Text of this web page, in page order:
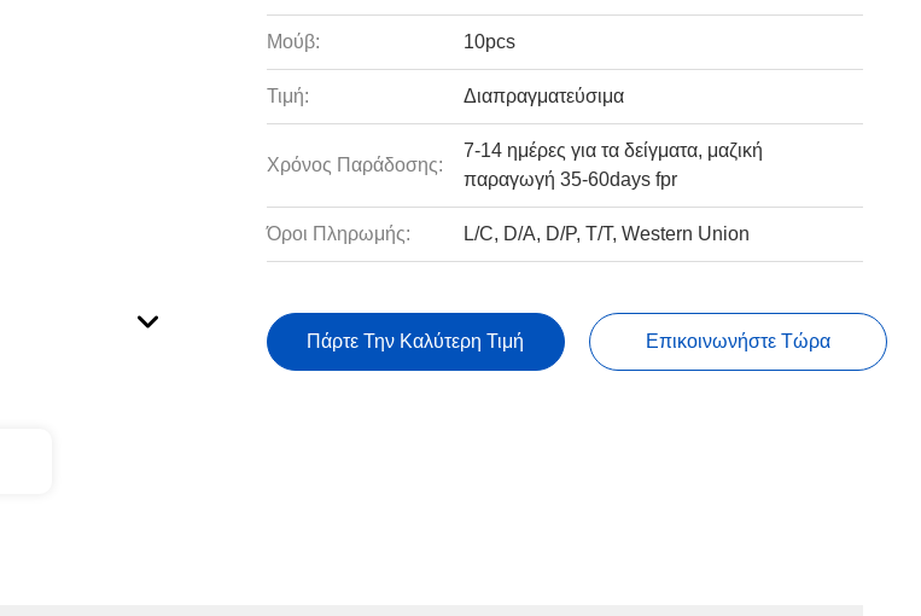
Μούβ: 10pcs
Τιμή: Διαπραγματεύσιμα
Χρόνος Παράδοσης:
7-14 ημέρες για τα δείγματα, μαζική
παραγωγή 35-60days fpr
Όροι Πληρωμής: L/C, D/A, D/P, T/T, Western Union
Πάρτε Την Καλύτερη Τιμή Επικοινωνήστε Τώρα